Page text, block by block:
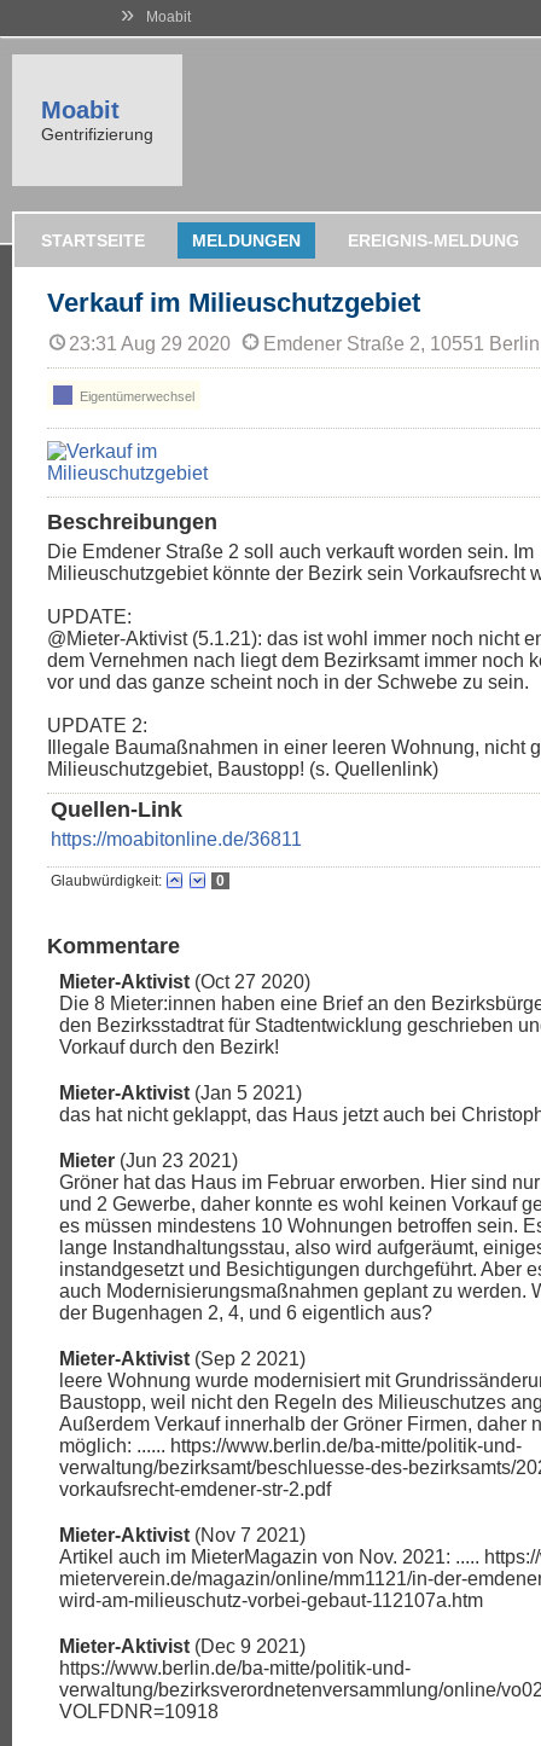
» Moabit
Moabit
Gentrifizierung
STARTSEITE MELDUNGEN EREIGNIS-MELDUNG
Verkauf im Milieuschutzgebiet
23:31 Aug 29 2020 Emdener Straße 2, 10551 Berlin
Eigentümerwechsel
Beschreibungen
Die Emdener Straße 2 soll auch verkauft worden sein. Im
Milieuschutzgebiet könnte der Bezirk sein Vorkaufsrecht
UPDATE:
@Mieter-Aktivist (5.1.21): das ist wohl immer noch nicht
dem Vernehmen nach liegt dem Bezirksamt immer noch
vor und das ganze scheint noch in der Schwebe zu sein.
UPDATE 2:
Illegale Baumaßnahmen in einer leeren Wohnung, nicht
Milieuschutzgebiet, Baustopp! (s. Quellenlink)
Quellen-Link
https://moabitonline.de/36811
Glaubwürdigkeit: 0
Kommentare
Mieter-Aktivist (Oct 27 2020)
Die 8 Mieter:innen haben eine Brief an den
den Bezirksstadtrat für Stadtentwicklung geschrieben
Vorkauf durch den Bezirk!
Mieter-Aktivist (Jan 5 2021)
das hat nicht geklappt, das Haus jetzt auch bei
Mieter (Jun 23 2021)
Gröner hat das Haus im Februar erworben. Hier sind
und 2 Gewerbe, daher konnte es wohl keinen Vorkauf
es müssen mindestens 10 Wohnungen betroffen sein.
lange Instandhaltungsstau, also wird aufgeräumt,
instandgesetzt und Besichtigungen durchgeführt. Aber
auch Modernisierungsmaßnahmen geplant zu werden.
der Bugenhagen 2, 4, und 6 eigentlich aus?
Mieter-Aktivist (Sep 2 2021)
leere Wohnung wurde modernisiert mit
Baustopp, weil nicht den Regeln des Milieuschutzes
Außerdem Verkauf innerhalb der Gröner Firmen, daher
möglich: ...... https://www.berlin.de/ba-mitte/politik-und-
verwaltung/bezirksamt/beschluesse-des-bezirksamts/
vorkaufsrecht-emdener-str-2.pdf
Mieter-Aktivist (Nov 7 2021)
Artikel auch im MieterMagazin von Nov. 2021: .....
mieterverein.de/magazin/online/mm1121/in-der-
wird-am-milieuschutz-vorbei-gebaut-112107a.htm
Mieter-Aktivist (Dec 9 2021)
https://www.berlin.de/ba-mitte/politik-und-
verwaltung/bezirksverordnetenversammlung/online/
VOLFDNR=10918